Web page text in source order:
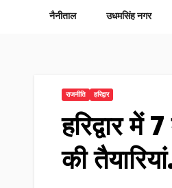
नैनीताल उधमसिंह नगर
राजनीति हरिद्वार
हरिद्वार में
की